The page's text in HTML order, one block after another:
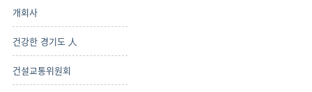
개회사
건강한 경기도 人
건설교통위원회